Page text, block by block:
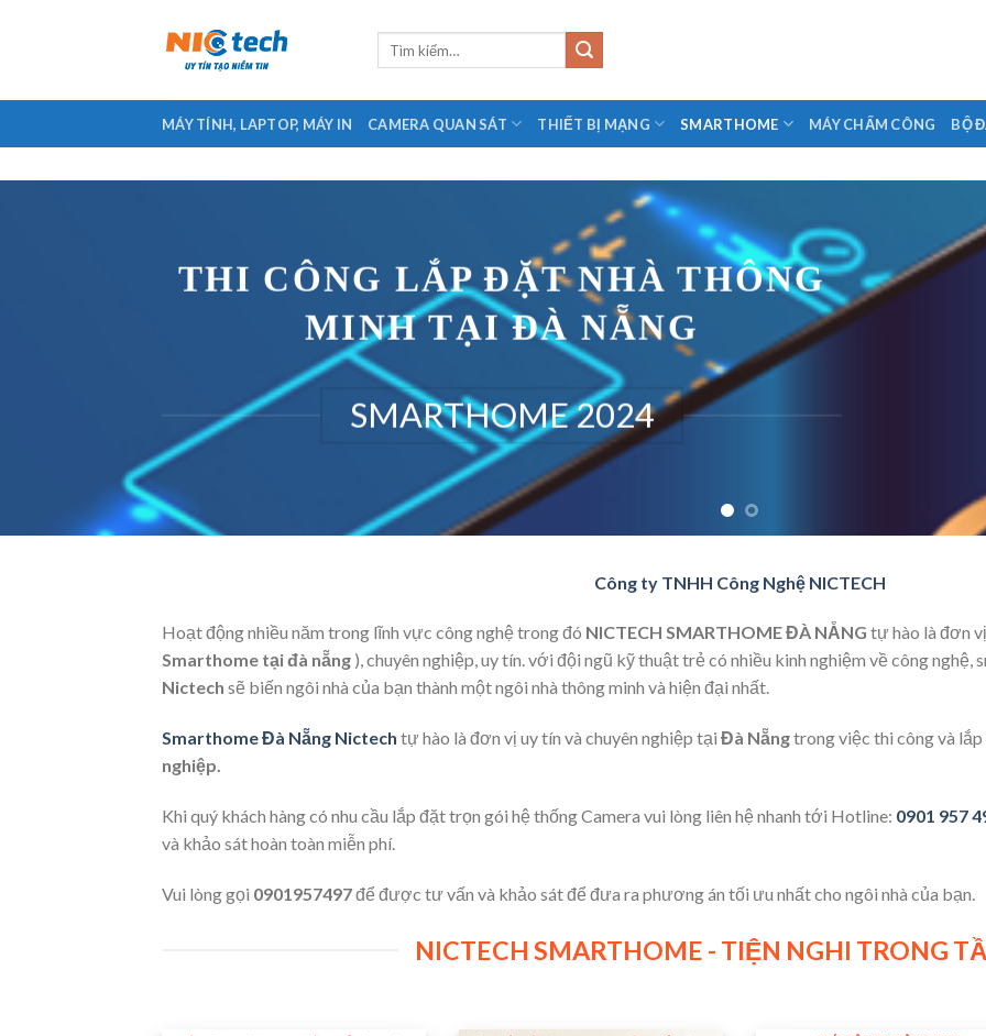
MÁY TÍNH, LAPTOP, MÁY IN CAMERA QUAN SÁT THIẾT BỊ MẠNG SMARTHOME MÁY CHẤM CÔNG BỘ
THI CÔNG LẮP ĐẶT NHÀ THÔNG
MINH TẠI ĐÀ NẴNG
SMARTHOME 2024
Công ty TNHH Công Nghệ NICTECH
Hoạt động nhiều năm trong lĩnh vực công nghệ trong đó NICTECH SMARTHOME ĐÀ NẴNG tự hào là đơn
Smarthome tại đà nẵng ), chuyên nghiệp, uy tín. với đội ngũ kỹ thuật trẻ có nhiều kinh nghiệm về công
Nictech sẽ biến ngôi nhà của bạn thành một ngôi nhà thông minh và hiện đại nhất.
Smarthome Đà Nẵng Nictech tự hào là đơn vị uy tín và chuyên nghiệp tại Đà Nẵngtrong việc thi công và
nghiệp.
Khi quý khách hàng có nhu cầu lắp đặt trọn gói hệ thống Camera vui lòng liên hệ nhanh tới Hotline: 0901 957
và khảo sát hoàn toàn miễn phí.
Vui lòng gọi 0901957497để được tư vấn và khảo sát để đưa ra phương án tối ưu nhất cho ngôi nhà của bạn.
NICTECH SMARTHOME - TIỆN NGHI TRONG